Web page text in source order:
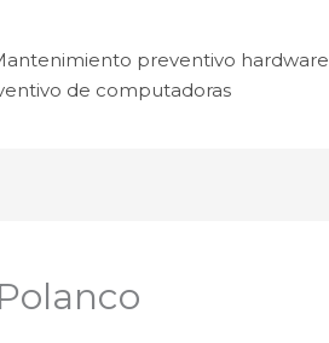
preventivo hardware
de computadoras